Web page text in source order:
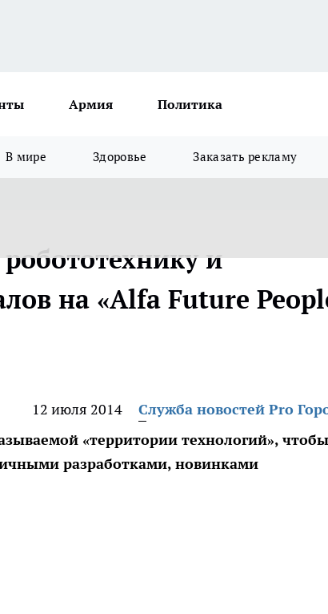
Армия Политика
В мире Здоровье Заказать рекламу
и
на «Alfa Future
12 июля 2014
Служба новостей Pro
«территории технологий», чтобы
разработками, новинками